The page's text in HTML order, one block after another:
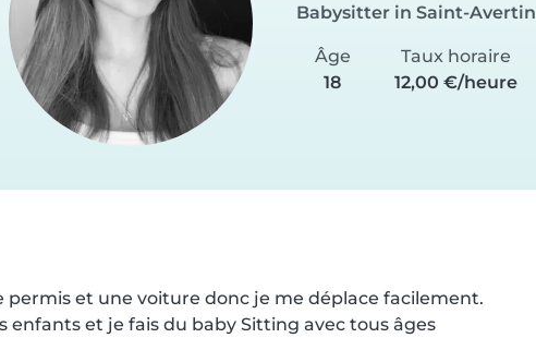
Babysitter in Saint-Avertin
Âge
18
Taux horaire
12,00 €/heure
permis et une voiture donc je me déplace facilement.
et je fais du baby Sitting avec tous âges